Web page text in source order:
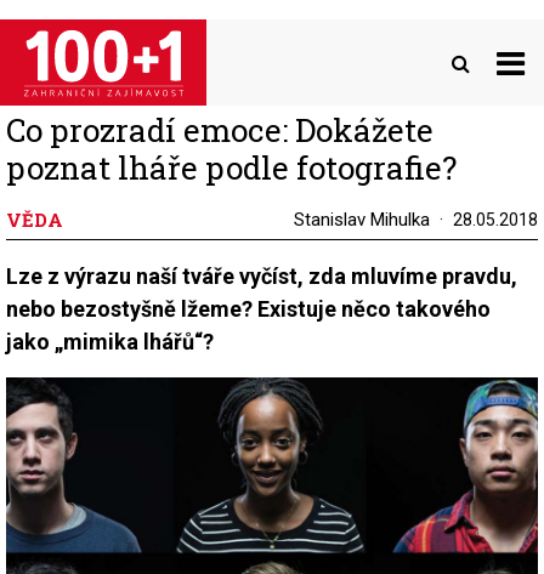
Přejít
hlavnímu
obsahu
Co prozradí emoce: Dokážete
poznat lháře podle fotografie?
VĚDA Stanislav Mihulka 28.05.2018
Lze z výrazu naší tváře vyčíst, zda mluvíme pravdu,
nebo bezostyšně lžeme? Existuje něco takového
jako „mimika lhářů“?